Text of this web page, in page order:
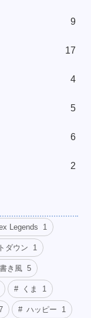
9
17
4
5
6
2
Legends 1
ダウン 1
き風 5
くま 1
ハッピー 1